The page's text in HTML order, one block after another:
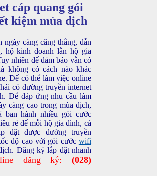
cáp quang gói
kiệm mùa dịch
càng căng thẳng, dẫn
hộ kinh doanh lẫn hộ gia
nhiên để đảm bảo vẫn có
không có cách nào khác
Để có thể làm việc online
có đường truyền internet
Để đáp ứng nhu cầu làm
càng cao trong mùa dịch,
ban hành nhiều gói cước
rẻ để mỗi hộ gia đình, cá
đặt được đường truyền
độ cao với gói cước wifi
Đăng ký lắp đặt nhanh
đăng ký: (028)